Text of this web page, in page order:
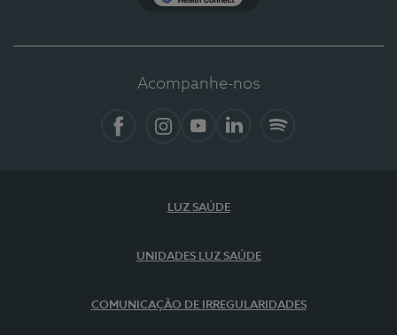
Acompanhe-nos
LUZ SAÚDE
UNIDADES LUZ SAÚDE
COMUNICAÇÃO DE IRREGULARIDADES